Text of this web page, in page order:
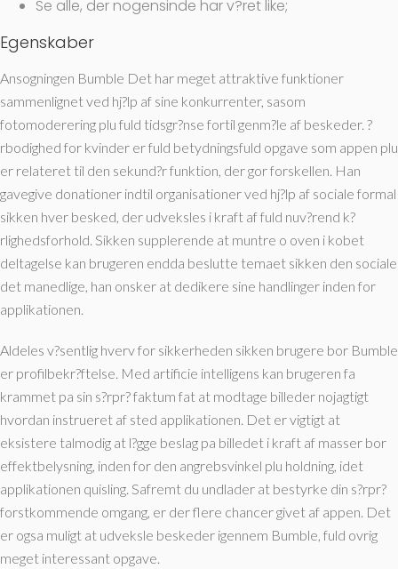
Se alle, der nogensinde har v?ret like;
Egenskaber
Ansogningen Bumble Det har meget attraktive funktioner
sammenlignet ved hj?lp af sine konkurrenter, sasom
fotomoderering plu fuld tidsgr?nse fortil genm?le af beskeder. ?
rbodighed for kvinder er fuld betydningsfuld opgave som appen plu
er relateret til den sekund?r funktion, der gor forskellen. Han
gavegive donationer indtil organisationer ved hj?lp af sociale formal
sikken hver besked, der udveksles i kraft af fuld nuv?rend k?
rlighedsforhold. Sikken supplerende at muntre o oven i kobet
deltagelse kan brugeren endda beslutte temaet sikken den sociale
det manedlige, han onsker at dedikere sine handlinger inden for
applikationen.
Aldeles v?sentlig hverv for sikkerheden sikken brugere bor Bumble
er profilbekr?ftelse. Med artificie intelligens kan brugeren fa
krammet pa sin s?rpr? faktum fat at modtage billeder nojagtigt
hvordan instrueret af sted applikationen. Det er vigtigt at
eksistere talmodig at l?gge beslag pa billedet i kraft af masser bor
effektbelysning, inden for den angrebsvinkel plu holdning, idet
applikationen quisling. Safremt du undlader at bestyrke din s?rpr?
forstkommende omgang, er der flere chancer givet af appen. Det
er ogsa muligt at udveksle beskeder igennem Bumble, fuld ovrig
meget interessant opgave.